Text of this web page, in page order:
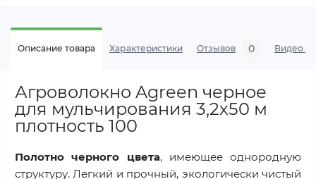
Описание товара Характеристики Отзывов 0 Видео
Агроволокно Agreen черное
для мульчирования 3,2х50 м
плотность 100
Полотно черного цвета, имеющее однородную
структуру. Легкий и прочный, экологически чистый